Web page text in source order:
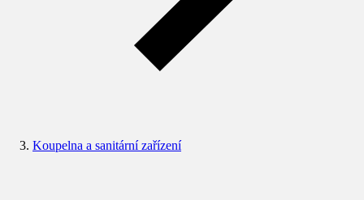
Koupelna a sanitární zařízení